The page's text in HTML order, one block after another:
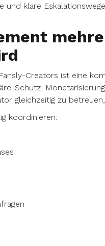
klare
Creators ist eine
Schutz,
gleichzeitig zu
koordinieren: